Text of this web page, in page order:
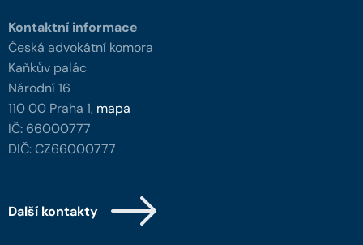
Kontaktní informace
Česká advokátní komora
Kaňkův palác
Národní 16
110 00 Praha 1, mapa
IČ: 66000777
DIČ: CZ66000777
Další kontakty